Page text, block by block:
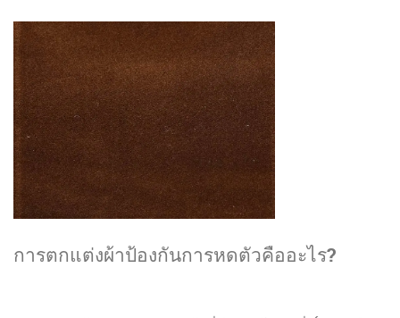
การตกแต่งผ้าป้องกันการหดตัวคืออะไร?